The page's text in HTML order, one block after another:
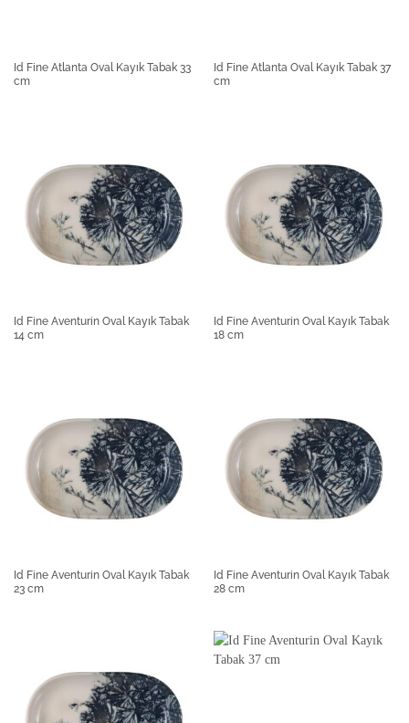
Id Fine Atlanta Oval Kayık Tabak 33
cm
Id Fine Atlanta Oval Kayık Tabak 37
cm
Id Fine Aventurin Oval Kayık Tabak
14 cm
Id Fine Aventurin Oval Kayık Tabak
18 cm
Id Fine Aventurin Oval Kayık Tabak
23 cm
Id Fine Aventurin Oval Kayık Tabak
28 cm